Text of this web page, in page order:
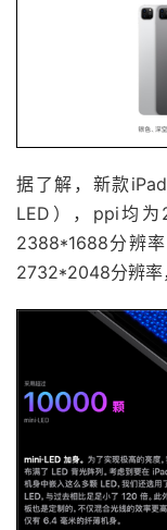
据了解，新款
LED），ppi均为
2388*1688分辨
2732*2048分辨率